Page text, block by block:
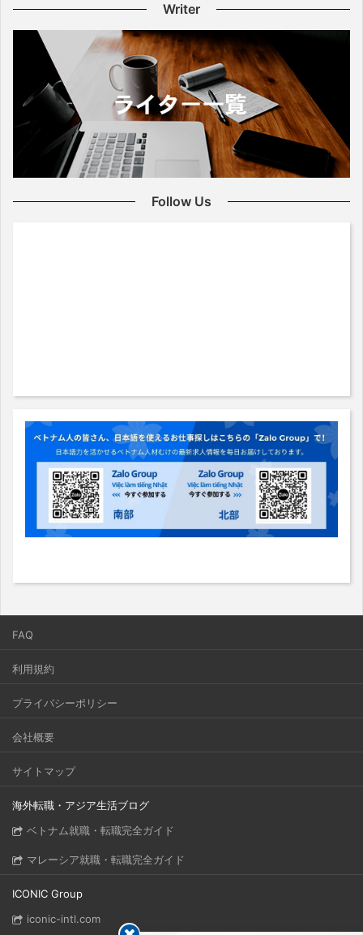
Writer
Follow Us
FAQ
利用規約
プライバシーポリシー
会社概要
サイトマップ
海外転職・アジア生活ブログ
ベトナム就職・転職完全ガイド
マレーシア就職・転職完全ガイド
ICONIC Group
iconic-intl.com